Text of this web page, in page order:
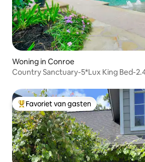
Woning in Conroe
Country Sanctuary-5*Lux King Bed-
Topfavoriet van gasten
Favoriet van gasten